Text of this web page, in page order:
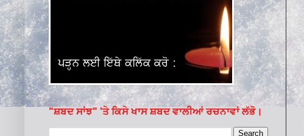
"ਸ਼ਬਦ ਸਾਂਝ" 'ਤੇ ਕਿਸੇ ਖਾਸ ਸ਼ਬਦ ਵਾਲੀਆਂ ਰਚਨਾਵਾਂ ਲੱਭੋ।